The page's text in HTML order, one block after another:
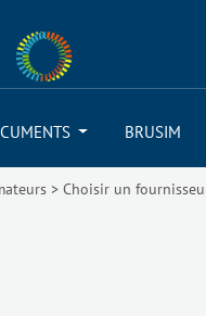
BRUSIM
> Choisir un